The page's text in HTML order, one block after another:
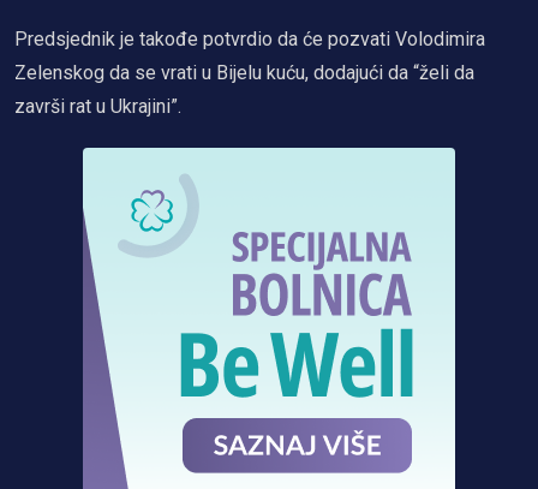
Predsjednik je takođe potvrdio da će pozvati Volodimira
Zelenskog da se vrati u Bijelu kuću, dodajući da “želi da
završi rat u Ukrajini”.